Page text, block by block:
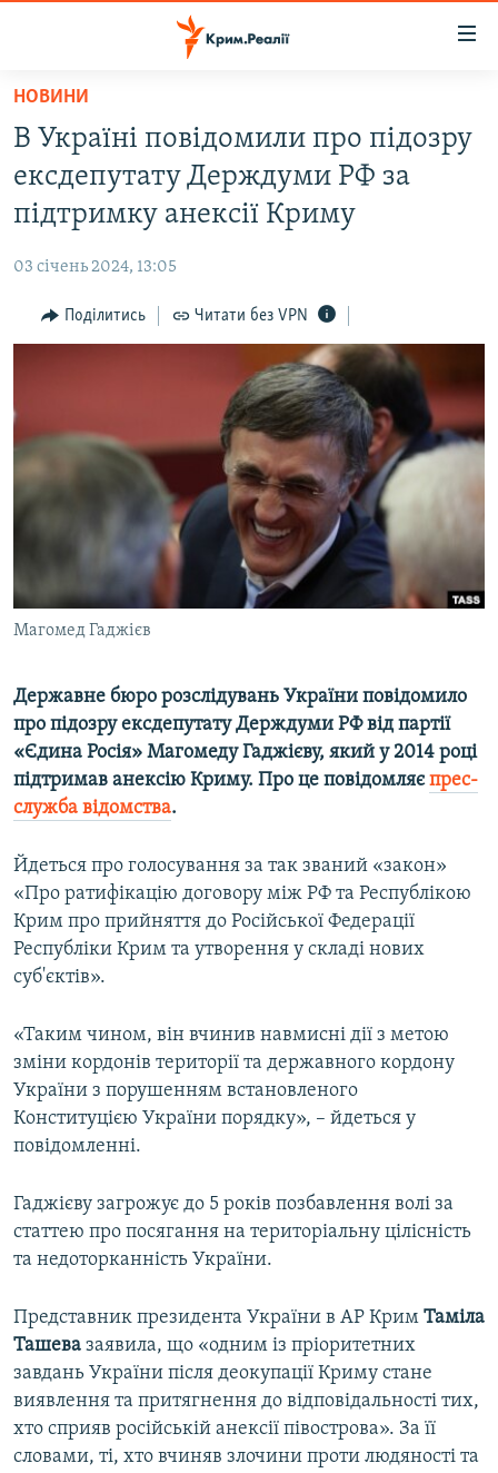
Перейти
основного
матеріалу
Перейти
до
основної
Перейти
до
ВОДА.КРИМ
ВІДЕО ТА ФОТО
БЛОГИ
ПОГЛЯД
СПЕЦПРОЕКТИ
ДЕПОРТАЦІЯ
ВІДЕОУРОКИ «ELIFBE»
СВІДЧЕННЯ ОКУПАЦІЇ
УКРАЇНСЬКА ПРОБЛЕМА КРИМУ
ІНФОГРАФІКА
ЯК ОБІЙТИ БЛОКУВАННЯ
Qırımtatar
ДОЛУЧАЙСЯ!
Усі сайти RFE/RL
НОВИНИ
В Україні повідомили про підозру
ексдепутату Держдуми РФ за
підтримку анексії Криму
03 січень 2024, 13:05
Поділитись Читати без VPN
Магомед Гаджієв
Державне бюро розслідувань України повідомило
про підозру ексдепутату Держдуми РФ від партії
«Єдина Росія» Магомеду Гаджієву, який у 2014 році
підтримав анексію Криму. Про це повідомляєпрес-
служба відомства.
Йдеться про голосування за так званий «закон»
«Про ратифікацію договору між РФ та Республікою
Крим про прийняття до Російської Федерації
Республіки Крим та утворення у складі нових
суб'єктів».
«Таким чином, він вчинив навмисні дії з метою
зміни кордонів території та державного кордону
України з порушенням встановленого
Конституцією України порядку», – йдеться у
повідомленні.
Гаджієву загрожує до 5 років позбавлення волі за
статтею про посягання на територіальну цілісність
та недоторканність України.
Представник президента України в АР Крим Таміла
Ташева заявила, що «одним із пріоритетних
завдань України після деокупації Криму стане
виявлення та притягнення до відповідальності тих,
хто сприяв російській анексії півострова». За її
словами, ті, хто вчиняв злочини проти людяності та